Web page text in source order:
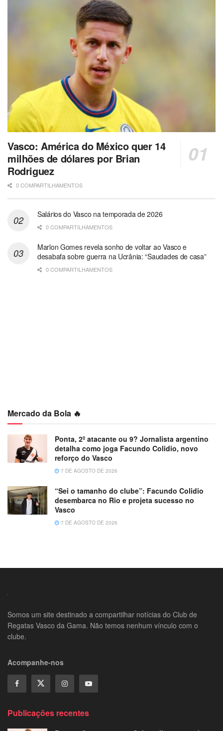
Vasco: América do México quer 14
milhões de dólares por Brian
Rodriguez
0 COMPARTILHAMENTOS
Salários do Vasco na temporada de 2026
0 COMPARTILHAMENTOS
Marlon Gomes revela sonho de voltar ao Vasco e
desabafa sobre guerra na Ucrânia: “Saudades de casa”
0 COMPARTILHAMENTOS
Mercado da Bola 🔥
Ponta, 2º atacante ou 9? Jornalista argentino
detalha como joga Facundo Colidio, novo
reforço do Vasco
7 DE AGOSTO DE 2026
“Sei o tamanho do clube”: Facundo Colidio
desembarca no Rio e projeta sucesso no
Vasco
7 DE AGOSTO DE 2026
Somos um site destinado a compartilhar notícias do Club de
Regatas Vasco da Gama. Não temos nenhum vínculo com o
clube.
Acompanhe-nos
Publicações recentes